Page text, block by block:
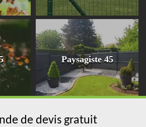
Paysagiste 45
de devis gratuit